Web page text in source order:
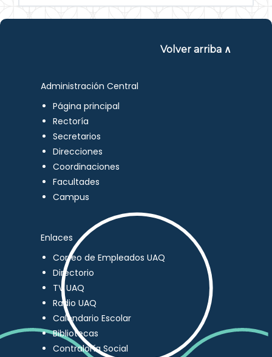
Volver arriba ∧
Administración Central
Página principal
Rectoría
Secretarios
Direcciones
Coordinaciones
Facultades
Campus
Enlaces
Correo de Empleados UAQ
Directorio
TV UAQ
Radio UAQ
Calendario Escolar
Bibliotecas
Contraloría Social